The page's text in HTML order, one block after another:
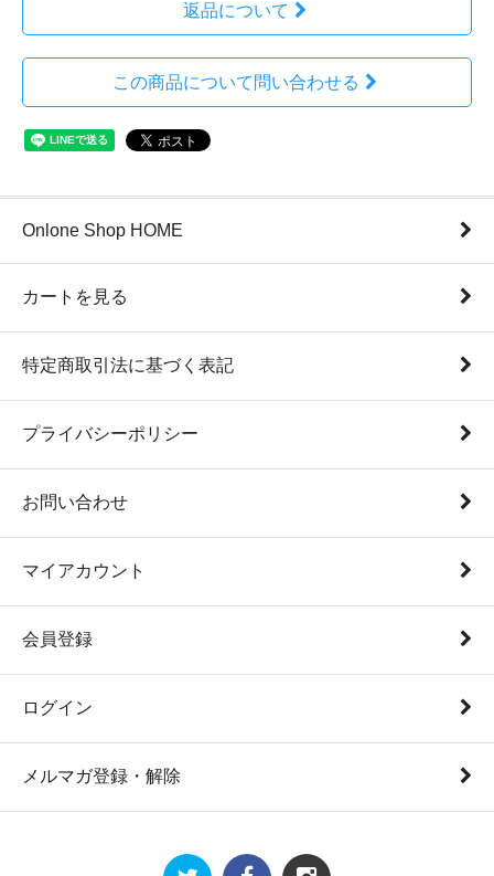
返品について
この商品について問い合わせる
Onlone Shop HOME
カートを見る
特定商取引法に基づく表記
プライバシーポリシー
お問い合わせ
マイアカウント
会員登録
ログイン
メルマガ登録・解除